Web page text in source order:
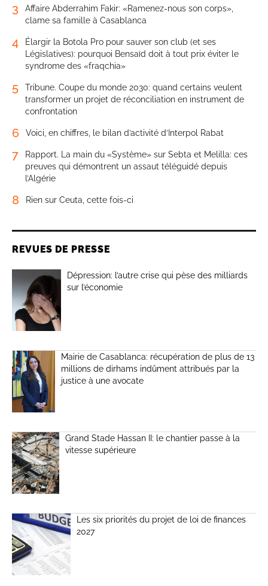
3
Affaire Abderrahim Fakir: «Ramenez-nous son corps»,
clame sa famille à Casablanca
4
Élargir la Botola Pro pour sauver son club (et ses
Législatives): pourquoi Bensaïd doit à tout prix éviter le
syndrome des «fraqchia»
5
Tribune. Coupe du monde 2030: quand certains veulent
transformer un projet de réconciliation en instrument de
confrontation
6 Voici, en chiffres, le bilan d’activité d’Interpol Rabat
7
Rapport. La main du «Système» sur Sebta et Melilla: ces
preuves qui démontrent un assaut téléguidé depuis
l’Algérie
8 Rien sur Ceuta, cette fois-ci
REVUES DE PRESSE
Dépression: l’autre crise qui pèse des milliards
sur l’économie
Mairie de Casablanca: récupération de plus de 13
millions de dirhams indûment attribués par la
justice à une avocate
Grand Stade Hassan II: le chantier passe à la
vitesse supérieure
Les six priorités du projet de loi de finances
2027